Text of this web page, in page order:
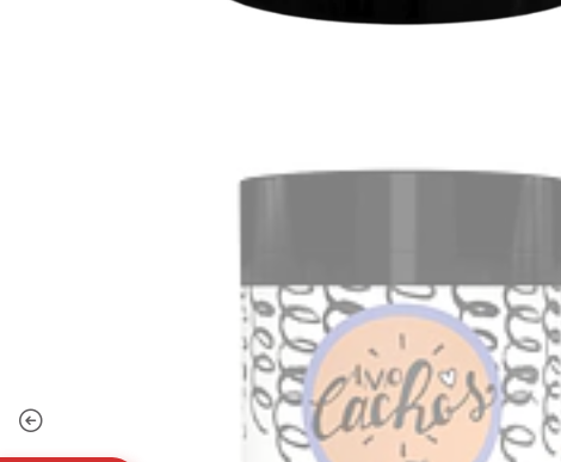
★★★★★
precios mayoristas son los mejores."
Hace 2 días Salon Line SOS